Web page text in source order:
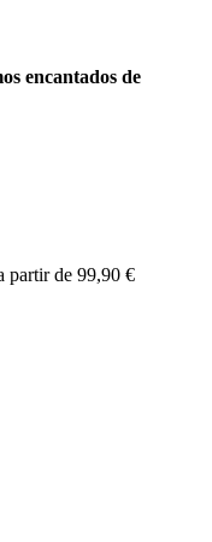
encantados de
partir de 99,90 €